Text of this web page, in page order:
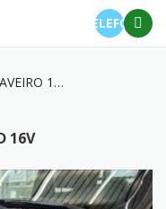
TELEFONE
SAVEIRO 1.6 MSI Extreme CD 16V
16V